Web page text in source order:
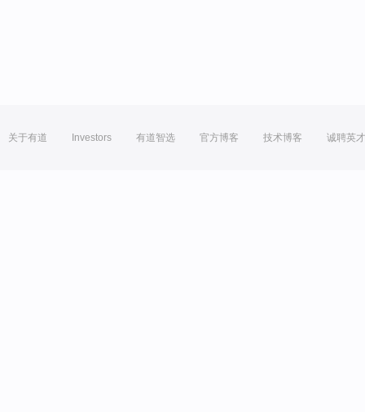
关于有道 Investors 有道智选 官方博客 技术博客 诚聘英才